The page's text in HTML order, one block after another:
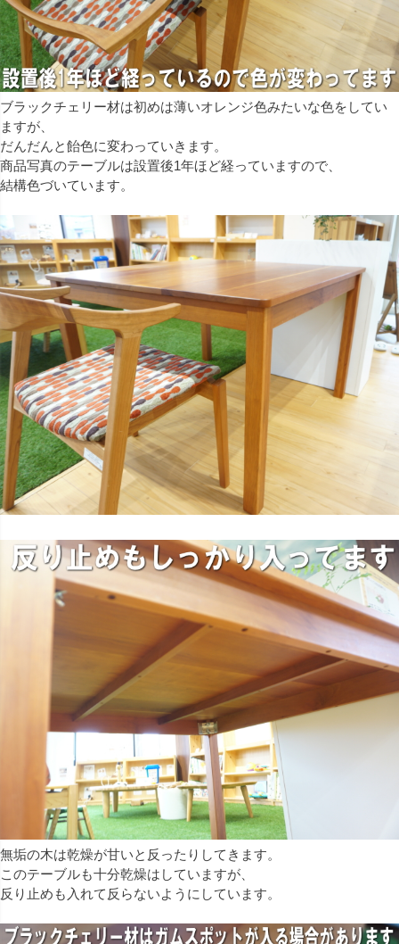
ブラックチェリー材は初めは薄いオレンジ色みたいな色をしてい
ますが、
だんだんと飴色に変わっていきます。
商品写真のテーブルは設置後1年ほど経っていますので、
結構色づいています。
無垢の木は乾燥が甘いと反ったりしてきます。
このテーブルも十分乾燥はしていますが、
反り止めも入れて反らないようにしています。